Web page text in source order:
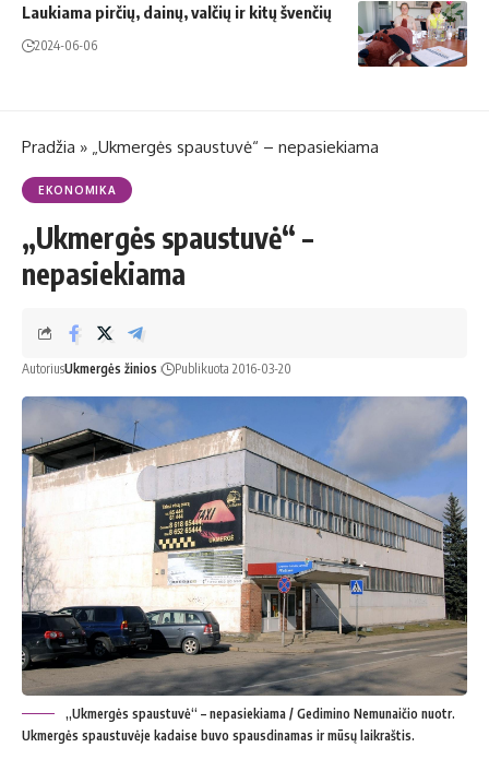
Laukiama pirčių, dainų, valčių ir kitų švenčių
2024-06-06
Pradžia » „Ukmergės spaustuvė“ – nepasiekiama
EKONOMIKA
„Ukmergės spaustuvė“ –
nepasiekiama
AutoriusUkmergės žinios Publikuota 2016-03-20
„Ukmergės spaustuvė“ – nepasiekiama / Gedimino Nemunaičio nuotr.
Ukmergės spaustuvėje kadaise buvo spausdinamas ir mūsų laikraštis.